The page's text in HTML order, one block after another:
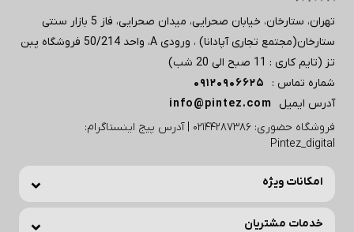
تهران، ستارخان، خیابان صحرایی، میدان صحرایی، فاز 5 بازار سنتی
ستارخان(مجتمع تجاری آپادانا) ، ورودی A، واحد 50/214 فروشگاه پبن
تز (تایم کاری : 11 صبح الی 20 شب)
شماره تماس :
09120906625
آدرس ایمیل
info@pintez.com
فروشگاه حضوری: 02144287386 | آدرس پیج اینستاگرام:
Pintez_digital
امکانات ویژه
خدمات مشتریان